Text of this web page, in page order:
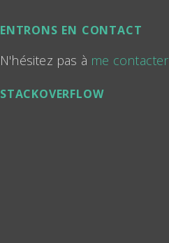
ENTRONS EN CONTACT
N'hésitez pas à me contacter
STACKOVERFLOW